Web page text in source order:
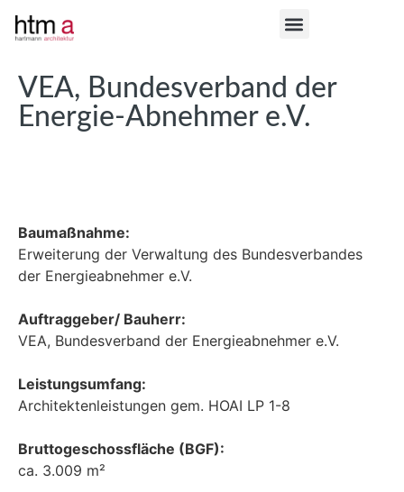
VEA, Bundesverband der
Energie-Abnehmer e.V.
Baumaßnahme:
Erweiterung der Verwaltung des Bundesverbandes
der Energieabnehmer e.V.
Auftraggeber/ Bauherr:
VEA, Bundesverband der Energieabnehmer e.V.
Leistungsumfang:
Architektenleistungen gem. HOAI LP 1-8
Bruttogeschossfläche (BGF):
ca. 3.009 m²